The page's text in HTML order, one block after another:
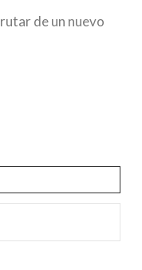
de un nuevo